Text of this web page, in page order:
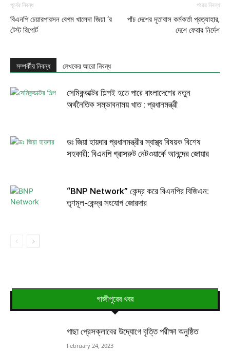
পূর্বের নিবন্ধ
বিএনপি চেয়ারপারসন বেগম খালেদা জিয়া ‘র
টেস্ট রিপোর্ট
পরের নিবন্ধ
পাঁচ দেশের দূতাবাস কর্মকর্তা প্রত্যাহার,
দেশে ফেরার নির্দেশ
সম্পর্কীয় নিবন্ধ লেখকের আরো নিবন্ধ
সেমিকন্ডাক্টর শিল্পই হতে পারে বাংলাদেশের নতুন
অর্থনৈতিক সম্ভাবনাময় খাত : প্রধানমন্ত্রী
ডঃ জিয়া হায়দার প্রধানমন্ত্রীর স্বাস্থ্য বিষয়ক বিশেষ
সহকারী: বিএনপি গ্রাসরুট নেটওয়ার্কে আনন্দের জোয়ার
“BNP Network” কেন্দ্র করে বিএনপির বিজিএন:
তৃণমূল-কেন্দ্র সংযোগ জোরদার
গাজীপুরের খবর
গাছা প্রেসক্লাবের উদ্যোগে বৃত্তি পরীক্ষা অনুষ্ঠিত
February 24, 2023